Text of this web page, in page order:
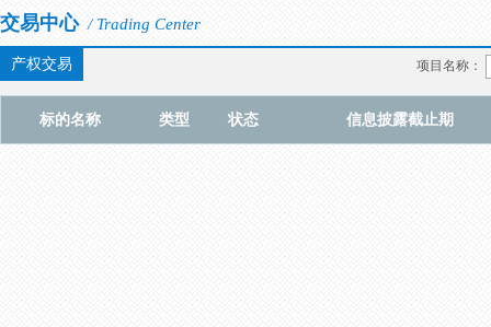
交易中心 / Trading Center
产权交易 项目名称：
标的名称 类型 状态 信息披露截止期